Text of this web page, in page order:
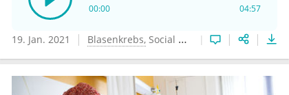
00:00 04:57
19. Jan. 2021 Blasenkrebs Social Media Urologie